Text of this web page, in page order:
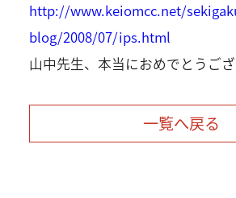
http://www.keiomcc.net/
blog/2008/07/ips.html
山中先生、本当におめでとうござ
一覧へ戻る